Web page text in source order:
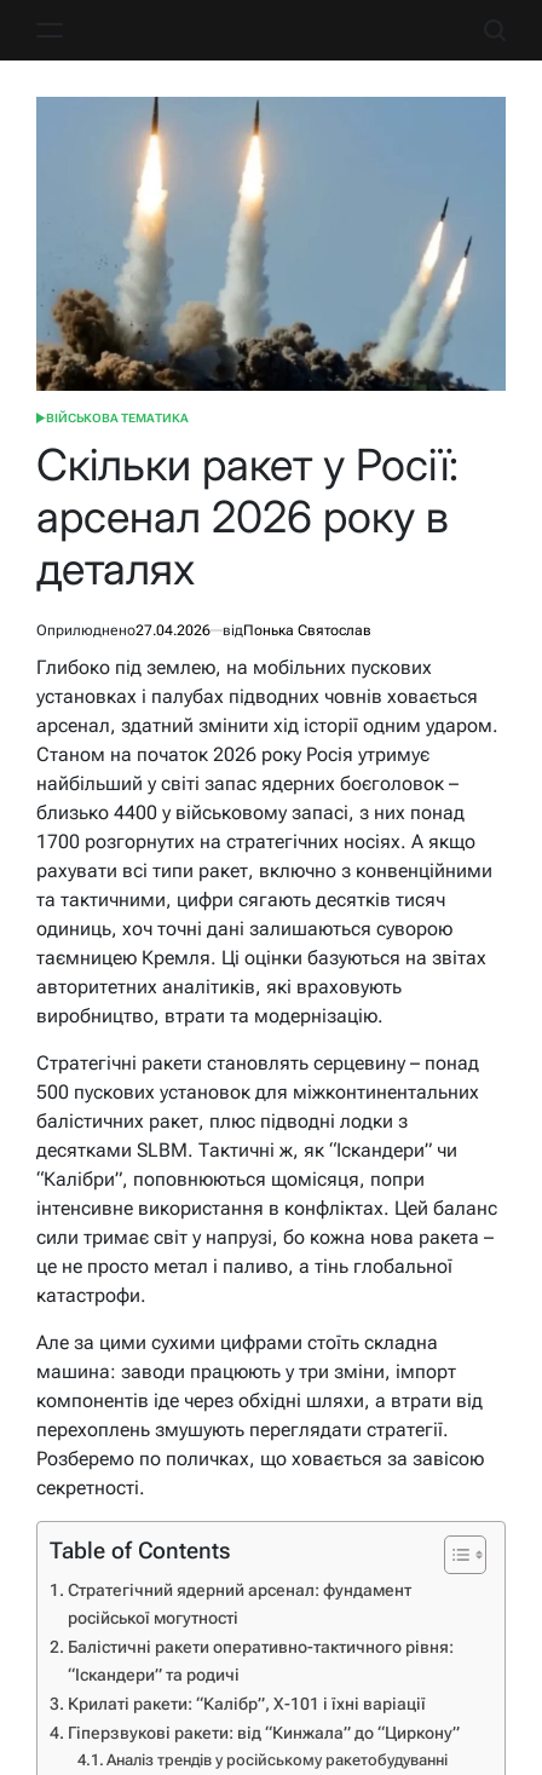
ОПУБЛІКУВАТИ
ВІЙСЬКОВА ТЕМАТИКА
Скільки ракет у Росії:
арсенал 2026 року в
деталях
Оприлюднено27.04.2026 відПонька Святослав
Глибоко під землею, на мобільних пускових
установках і палубах підводних човнів ховається
арсенал, здатний змінити хід історії одним ударом.
Станом на початок 2026 року Росія утримує
найбільший у світі запас ядерних боєголовок –
близько 4400 у військовому запасі, з них понад
1700 розгорнутих на стратегічних носіях. А якщо
рахувати всі типи ракет, включно з конвенційними
та тактичними, цифри сягають десятків тисяч
одиниць, хоч точні дані залишаються суворою
таємницею Кремля. Ці оцінки базуються на звітах
авторитетних аналітиків, які враховують
виробництво, втрати та модернізацію.
Стратегічні ракети становлять серцевину – понад
500 пускових установок для міжконтинентальних
балістичних ракет, плюс підводні лодки з
десятками SLBM. Тактичні ж, як “Іскандери” чи
“Калібри”, поповнюються щомісяця, попри
інтенсивне використання в конфліктах. Цей баланс
сили тримає світ у напрузі, бо кожна нова ракета –
це не просто метал і паливо, а тінь глобальної
катастрофи.
Але за цими сухими цифрами стоїть складна
машина: заводи працюють у три зміни, імпорт
компонентів іде через обхідні шляхи, а втрати від
перехоплень змушують переглядати стратегії.
Розберемо по поличках, що ховається за завісою
секретності.
Table of Contents
Стратегічний ядерний арсенал: фундамент
російської могутності
Балістичні ракети оперативно-тактичного рівня:
“Іскандери” та родичі
Крилаті ракети: “Калібр”, Х-101 і їхні варіації
Гіперзвукові ракети: від “Кинжала” до “Циркону”
Аналіз трендів у російському ракетобудуванні